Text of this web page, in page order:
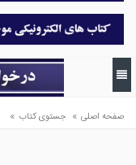
صفحه اصلی » جستوی کتاب »